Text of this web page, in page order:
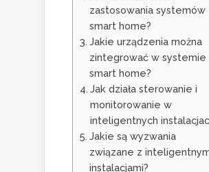
zastosowania systemów
smart home?
Jakie urządzenia można
zintegrować w systemie
smart home?
Jak działa sterowanie i
monitorowanie w
inteligentnych
Jakie są wyzwania
związane z
instalacjami?